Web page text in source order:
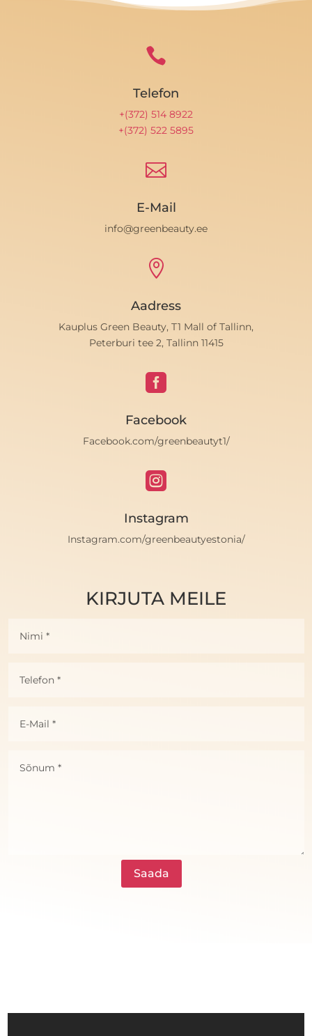

Telefon
+(372) 514 8922
+(372) 522 5895

E-Mail
info@greenbeauty.ee

Aadress
Kauplus Green Beauty, T1 Mall of Tallinn,
Peterburi tee 2, Tallinn 11415

Facebook
Facebook.com/greenbeautyt1/

Instagram
Instagram.com/greenbeautyestonia/
KIRJUTA MEILE
Saada